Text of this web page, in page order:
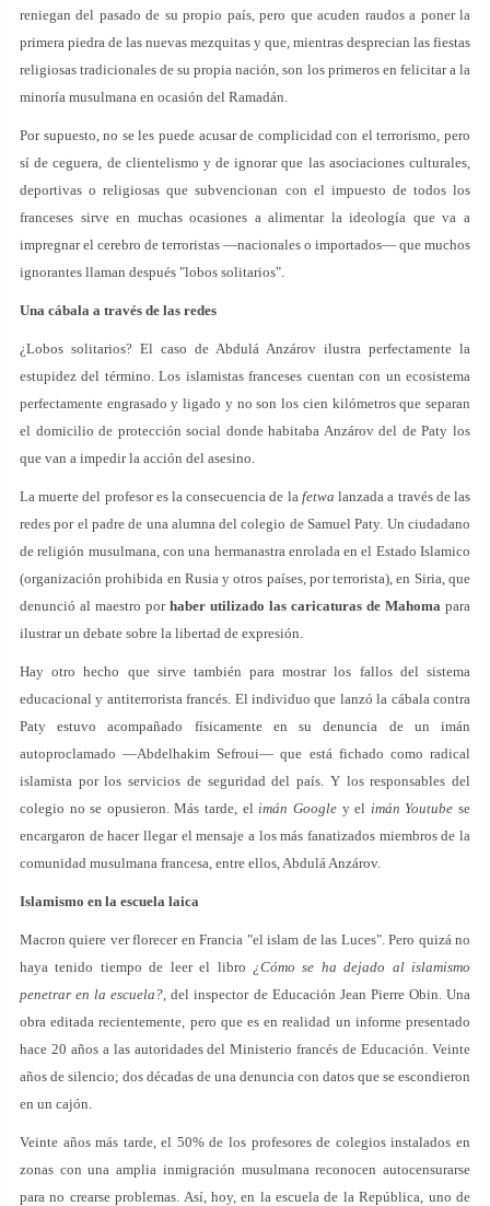
reniegan del pasado de su propio país, pero que acuden raudos a poner la
primera piedra de las nuevas mezquitas y que, mientras desprecian las fiestas
religiosas tradicionales de su propia nación, son los primeros en felicitar a la
minoría musulmana en ocasión del Ramadán.
Por supuesto, no se les puede acusar de complicidad con el terrorismo, pero
sí de ceguera, de clientelismo y de ignorar que las asociaciones culturales,
deportivas o religiosas que subvencionan con el impuesto de todos los
franceses sirve en muchas ocasiones a alimentar la ideología que va a
impregnar el cerebro de terroristas —nacionales o importados— que muchos
ignorantes llaman después "lobos solitarios".
Una cábala a través de las redes
¿Lobos solitarios? El caso de Abdulá Anzárov ilustra perfectamente la
estupidez del término. Los islamistas franceses cuentan con un ecosistema
perfectamente engrasado y ligado y no son los cien kilómetros que separan
el domicilio de protección social donde habitaba Anzárov del de Paty los
que van a impedir la acción del asesino.
La muerte del profesor es la consecuencia de la fetwa lanzada a través de las
redes por el padre de una alumna del colegio de Samuel Paty. Un ciudadano
de religión musulmana, con una hermanastra enrolada en el Estado Islamico
(organización prohibida en Rusia y otros países, por terrorista), en Siria, que
denunció al maestro por haber utilizado las caricaturas de Mahoma para
ilustrar un debate sobre la libertad de expresión.
Hay otro hecho que sirve también para mostrar los fallos del sistema
educacional y antiterrorista francés. El individuo que lanzó la cábala contra
Paty estuvo acompañado físicamente en su denuncia de un imán
autoproclamado —Abdelhakim Sefroui— que está fichado como radical
islamista por los servicios de seguridad del país. Y los responsables del
colegio no se opusieron. Más tarde, el imán Googley el imán Youtube se
encargaron de hacer llegar el mensaje a los más fanatizados miembros de la
comunidad musulmana francesa, entre ellos, Abdulá Anzárov.
Islamismo en la escuela laica
Macron quiere ver florecer en Francia "el islam de las Luces". Pero quizá no
haya tenido tiempo de leer el libro ¿Cómo se ha dejado al islamismo
penetrar en la escuela?, del inspector de Educación Jean Pierre Obin. Una
obra editada recientemente, pero que es en realidad un informe presentado
hace 20 años a las autoridades del Ministerio francés de Educación. Veinte
años de silencio; dos décadas de una denuncia con datos que se escondieron
en un cajón.
Veinte años más tarde, el 50% de los profesores de colegios instalados en
zonas con una amplia inmigración musulmana reconocen autocensurarse
para no crearse problemas. Así, hoy, en la escuela de la República, uno de